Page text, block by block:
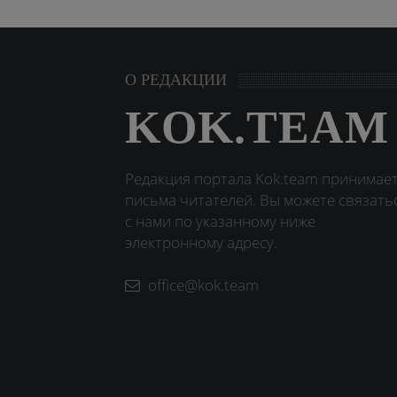
О РЕДАКЦИИ
KOK.TEAM
Редакция портала Kok.team принимает
письма читателей. Вы можете
с нами по указанному ниже
электронному адресу.
office@kok.team